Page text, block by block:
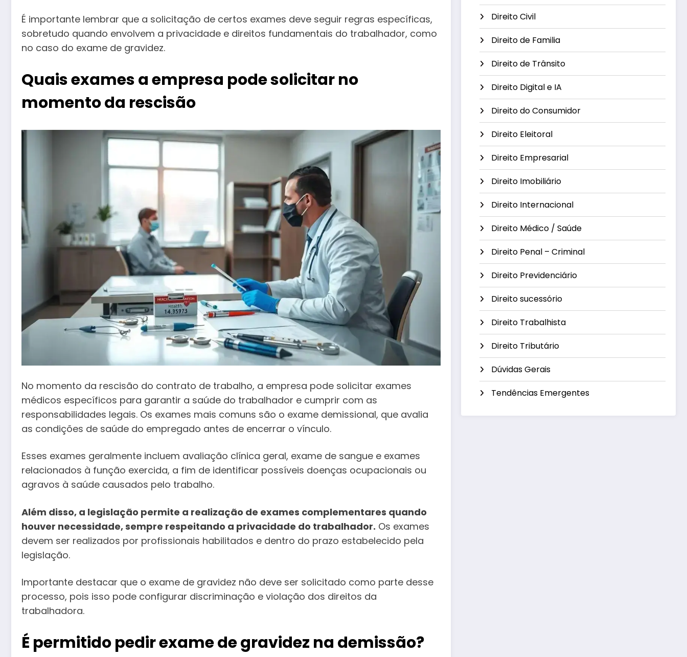
É importante lembrar que a solicitação de certos exames deve seguir regras específicas,
sobretudo quando envolvem a privacidade e direitos fundamentais do trabalhador, como
no caso do exame de gravidez.
Quais exames a empresa pode solicitar no
momento da rescisão
No momento da rescisão do contrato de trabalho, a empresa pode solicitar exames
médicos específicos para garantir a saúde do trabalhador e cumprir com as
responsabilidades legais. Os exames mais comuns são o exame demissional, que avalia
as condições de saúde do empregado antes de encerrar o vínculo.
Esses exames geralmente incluem avaliação clínica geral, exame de sangue e exames
relacionados à função exercida, a fim de identificar possíveis doenças ocupacionais ou
agravos à saúde causados pelo trabalho.
Além disso, a legislação permite a realização de exames complementares quando
houver necessidade, sempre respeitando a privacidade do trabalhador. Os exames
devem ser realizados por profissionais habilitados e dentro do prazo estabelecido pela
legislação.
Importante destacar que o exame de gravidez não deve ser solicitado como parte desse
processo, pois isso pode configurar discriminação e violação dos direitos da
trabalhadora.
É permitido pedir exame de gravidez na demissão?
Direito Civil
Direito de Familia
Direito de Trânsito
Direito Digital e IA
Direito do Consumidor
Direito Eleitoral
Direito Empresarial
Direito Imobiliário
Direito Internacional
Direito Médico / Saúde
Direito Penal – Criminal
Direito Previdenciário
Direito sucessório
Direito Trabalhista
Direito Tributário
Dúvidas Gerais
Tendências Emergentes